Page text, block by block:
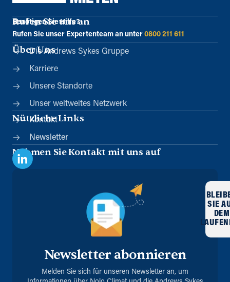
Rufen Sie uns an
Benötigen Sie Hilfe?
Rufen Sie unser Expertenteam an unter 0800 211 611
Über Uns
Die Andrews Sykes Gruppe
Karriere
Unsere Standorte
Unser weltweites Netzwerk
Nützliche Links
Kontakt
Newsletter
Nehmen Sie Kontakt mit uns auf
Newsletter abonnieren
Melden Sie sich für unseren Newsletter an, um
SIE
DEM